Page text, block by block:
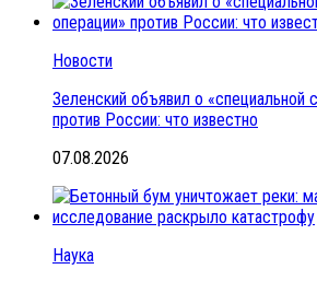
Новости
Зеленский объявил о «специальной
против России: что известно
07.08.2026
Наука